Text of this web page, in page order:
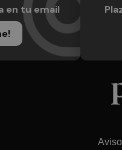
en tu email